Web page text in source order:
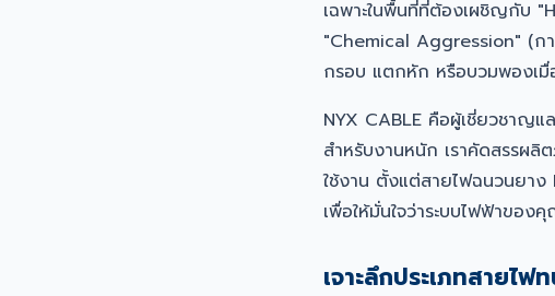
เฉพาะในพื้นที่ที่ต้องเผชิญกับ
"Chemical Aggression" (กา
กรอบ แตกหัก หรือบวมพองเมื่
NYX CABLE คือผู้เชี่ยวชาญแ
สำหรับงานหนัก เราคัดสรรผ
ใช้งาน ตั้งแต่สายไฟฉนวนยา
เพื่อให้มั่นใจว่าระบบไฟฟ้าขอ
เจาะลึกประเภทสายไ